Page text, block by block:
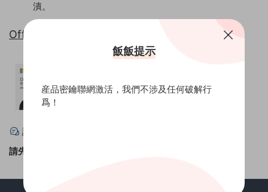
潰。
Office 2019 for Mac 官網兌換綁定 電子版密鑰
評論
請先
飯飯提示
産品密鑰聯網激活，我們不涉及任何破解行
爲！